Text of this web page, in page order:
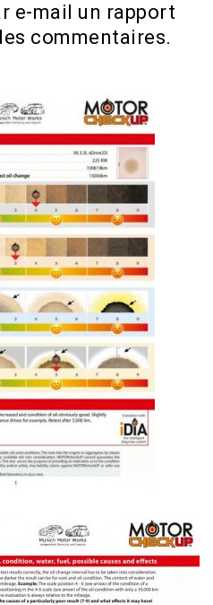
e-mail un rapport
commentaires.